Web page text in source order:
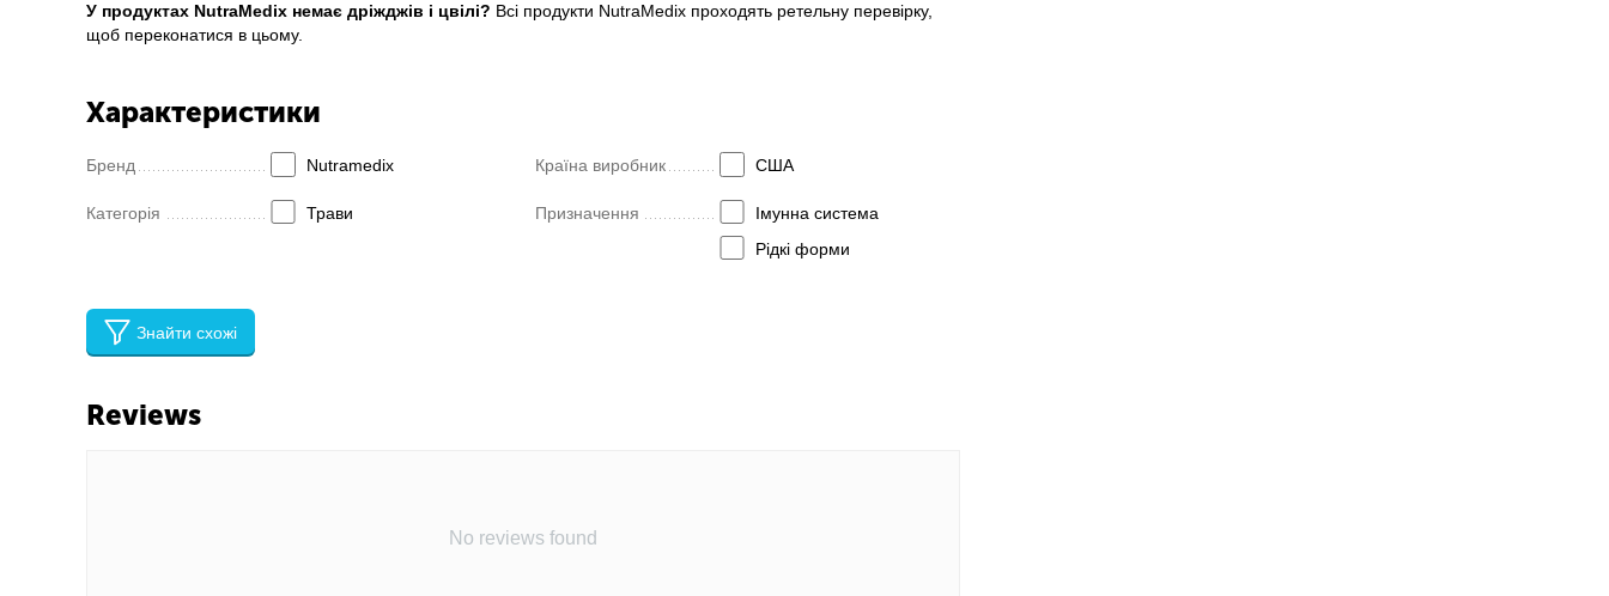
У продуктах NutraMedix немає дріжджів і цвілі? Всі продукти NutraMedix проходять ретельну перевірку,
щоб переконатися в цьому.
Характеристики
Бренд Nutramedix
Категорія Трави
Країна виробник США
Призначення
Імунна система
Рідкі форми
Знайти схожі
Reviews
No reviews found